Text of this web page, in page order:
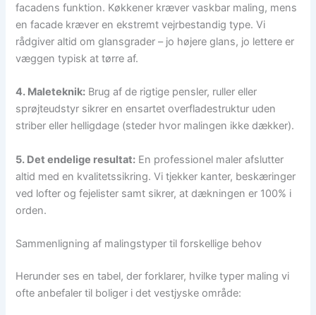
facadens funktion. Køkkener kræver vaskbar maling, mens
en facade kræver en ekstremt vejrbestandig type. Vi
rådgiver altid om glansgrader – jo højere glans, jo lettere er
væggen typisk at tørre af.
4. Maleteknik: Brug af de rigtige pensler, ruller eller
sprøjteudstyr sikrer en ensartet overfladestruktur uden
striber eller helligdage (steder hvor malingen ikke dækker).
5. Det endelige resultat: En professionel maler afslutter
altid med en kvalitetssikring. Vi tjekker kanter, beskæringer
ved lofter og fejelister samt sikrer, at dækningen er 100% i
orden.
Sammenligning af malingstyper til forskellige behov
Herunder ses en tabel, der forklarer, hvilke typer maling vi
ofte anbefaler til boliger i det vestjyske område: